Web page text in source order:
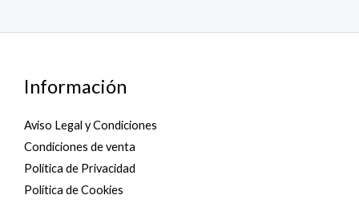
Información
Aviso Legal y Condiciones
Condiciones de venta
Política de Privacidad
Política de Cookies